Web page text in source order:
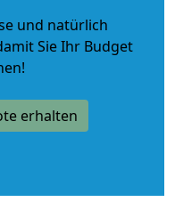
und natürlich
Sie Ihr Budget
erhalten